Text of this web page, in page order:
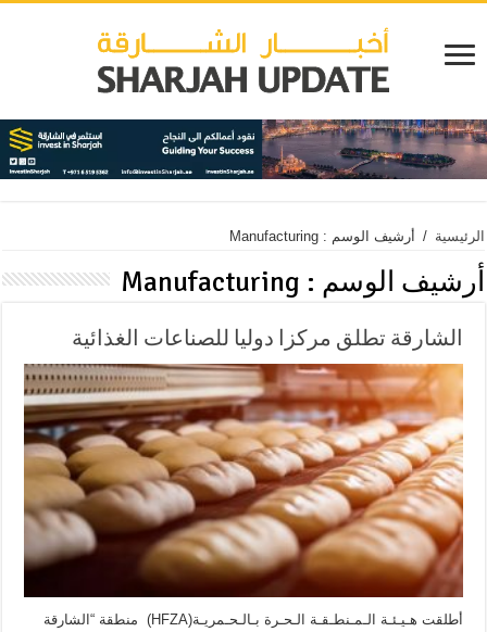
الرئيسية / أرشيف الوسم : Manufacturing
أرشيف الوسم : Manufacturing
الشارقة تطلق مركزا دوليا للصناعات الغذائية
أطلقت هـيـئـة الـمـنطـقـة الـحـرة بـالـحـمريـة(HFZA) منطقة “الشارقة